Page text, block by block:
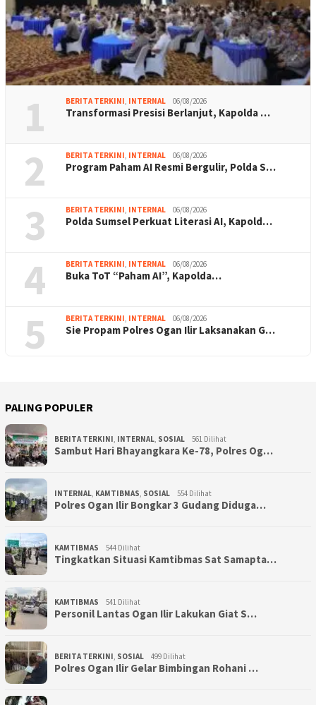
1 BERITA TERKINI INTERNAL 06/08/2026
Transformasi Presisi Berlanjut, Kapolda …
2 BERITA TERKINI INTERNAL 06/08/2026
Program Paham AI Resmi Bergulir, Polda S…
3 BERITA TERKINI INTERNAL 06/08/2026
Polda Sumsel Perkuat Literasi AI, Kapold…
4 BERITA TERKINI INTERNAL 06/08/2026
Buka ToT “Paham AI”, Kapolda…
5 BERITA TERKINI INTERNAL 06/08/2026
Sie Propam Polres Ogan Ilir Laksanakan G…
PALING POPULER
BERITA TERKINI INTERNAL SOSIAL 561 Dilihat
Sambut Hari Bhayangkara Ke-78, Polres Og…
INTERNAL KAMTIBMAS SOSIAL 554 Dilihat
Polres Ogan Ilir Bongkar 3 Gudang Diduga…
KAMTIBMAS 544 Dilihat
Tingkatkan Situasi Kamtibmas Sat Samapta…
KAMTIBMAS 541 Dilihat
Personil Lantas Ogan Ilir Lakukan Giat S…
BERITA TERKINI SOSIAL 499 Dilihat
Polres Ogan Ilir Gelar Bimbingan Rohani …